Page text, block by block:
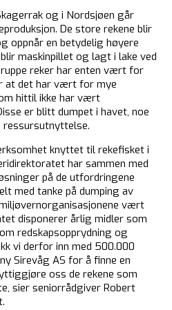
og i Nordsjøen går
De store rekene blir
oppnår en betydelig høyere
maskinpillet og lagt i lake ved
reker har enten vært for
at det har vært for mye
hittil ikke har vært
er blitt dumpet i havet, noe
ressursutnyttelse.
knyttet til rekefisket i
har sammen med
på de utfordringene
med tanke på dumping av
vært
disponerer årlig midler som
redskapsopprydning og
vi derfor inn med 500.000
Sirevåg AS for å finne en
oss de rekene som
sier seniorrådgiver Robert